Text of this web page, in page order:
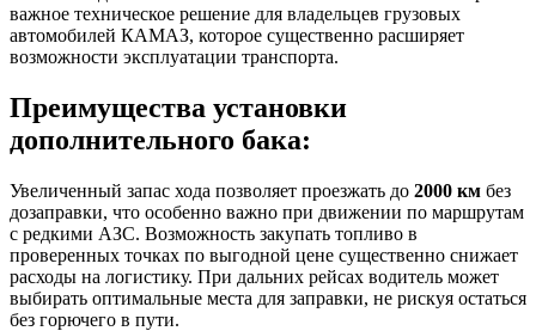
важное техническое решение для владельцев грузовых
автомобилей КАМАЗ, которое существенно расширяет
возможности эксплуатации транспорта.
Преимущества установки
дополнительного бака:
Увеличенный запас хода позволяет проезжать до 2000 км без
дозаправки, что особенно важно при движении по маршрутам
с редкими АЗС. Возможность закупать топливо в
проверенных точках по выгодной цене существенно снижает
расходы на логистику. При дальних рейсах водитель может
выбирать оптимальные места для заправки, не рискуя остаться
без горючего в пути.